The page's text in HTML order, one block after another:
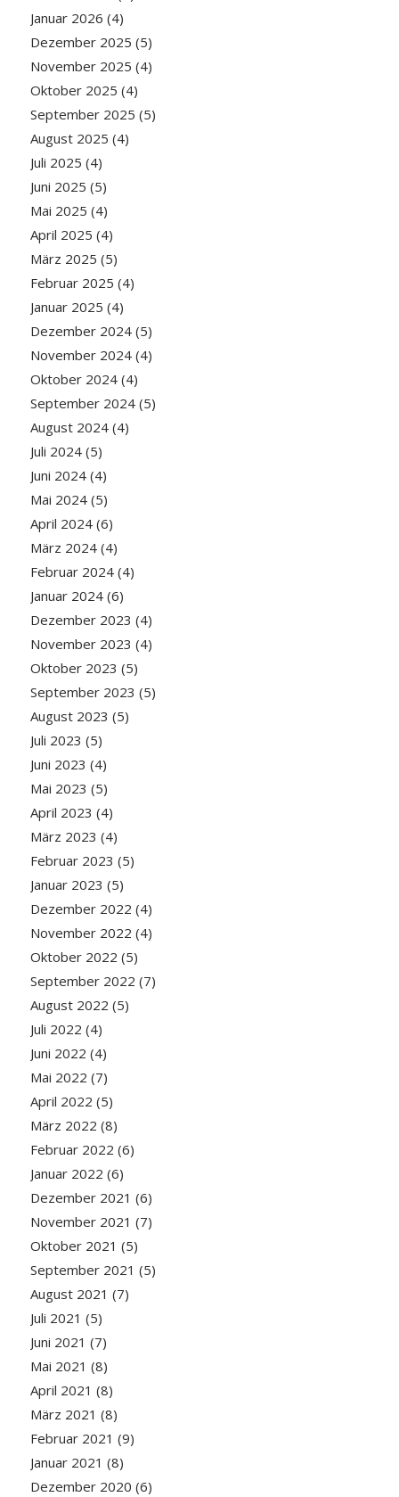
Januar 2026 (4)
Dezember 2025 (5)
November 2025 (4)
Oktober 2025 (4)
September 2025 (5)
August 2025 (4)
Juli 2025 (4)
Juni 2025 (5)
Mai 2025 (4)
April 2025 (4)
März 2025 (5)
Februar 2025 (4)
Januar 2025 (4)
Dezember 2024(5)
November 2024(4)
Oktober 2024(4)
September 2024(5)
August 2024(4)
Juli 2024(5)
Juni 2024(4)
Mai 2024(5)
April 2024(6)
März 2024(4)
Februar 2024(4)
Januar 2024(6)
Dezember 2023 (4)
November 2023 (4)
Oktober 2023 (5)
September 2023 (5)
August 2023 (5)
Juli 2023 (5)
Juni 2023 (4)
Mai 2023 (5)
April 2023 (4)
März 2023 (4)
Februar 2023 (5)
Januar 2023 (5)
Dezember 2022 (4)
November 2022 (4)
Oktober 2022 (5)
September 2022 (7)
August 2022 (5)
Juli 2022 (4)
Juni 2022 (4)
Mai 2022 (7)
April 2022 (5)
März 2022 (8)
Februar 2022 (6)
Januar 2022 (6)
Dezember 2021 (6)
November 2021 (7)
Oktober 2021 (5)
September 2021 (5)
August 2021 (7)
Juli 2021 (5)
Juni 2021 (7)
Mai 2021 (8)
April 2021 (8)
März 2021 (8)
Februar 2021 (9)
Januar 2021 (8)
Dezember 2020 (6)